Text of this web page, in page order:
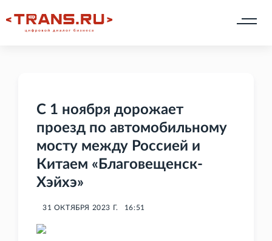
С 1 ноября дорожает
проезд по автомобильному
мосту между Россией и
Китаем «Благовещенск-
Хэйхэ»
31 ОКТЯБРЯ 2023 Г. 16:51